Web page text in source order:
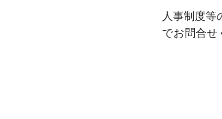
人事制度等
でお問合せ